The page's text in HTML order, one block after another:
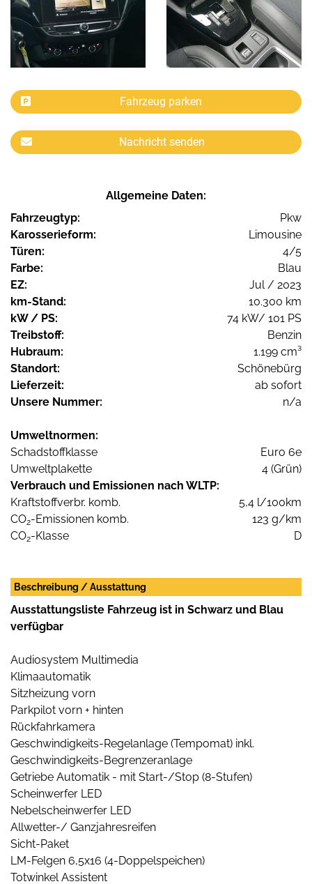
Fahrzeug parken
Nachricht senden
Allgemeine Daten:
Fahrzeugtyp:
Pkw
Karosserieform:
Limousine
Türen:
4/5
Farbe:
Blau
EZ:
Jul / 2023
km-Stand:
10.300 km
kW / PS:
74 kW/ 101 PS
Treibstoff:
Benzin
Hubraum:
1.199 cm³
Standort:
Schönebürg
Lieferzeit:
ab sofort
Unsere Nummer:
n/a
Umweltnormen:
Schadstoffklasse
Euro 6e
Umweltplakette
4 (Grün)
Verbrauch und Emissionen nach WLTP:
Kraftstoffverbr. komb.
5,4 l/100km
CO2-Emissionen komb.
123 g/km
CO2-Klasse D
Beschreibung / Ausstattung
Ausstattungsliste Fahrzeug ist in Schwarz und Blau
verfügbar
Audiosystem Multimedia
Klimaautomatik
Sitzheizung vorn
Parkpilot vorn + hinten
Rückfahrkamera
Geschwindigkeits-Regelanlage (Tempomat) inkl.
Geschwindigkeits-Begrenzeranlage
Getriebe Automatik - mit Start-/Stop (8-Stufen)
Scheinwerfer LED
Nebelscheinwerfer LED
Allwetter-/ Ganzjahresreifen
Sicht-Paket
LM-Felgen 6,5x16 (4-Doppelspeichen)
Totwinkel Assistent